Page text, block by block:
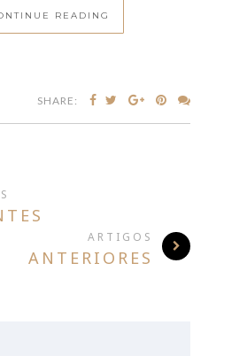
READING
SHARE:
ARTIGOS
ANTERIORES